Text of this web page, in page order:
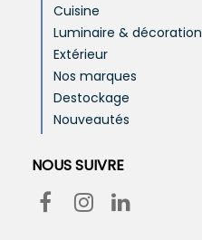
Cuisine
Luminaire & décoration
Extérieur
Nos marques
Destockage
Nouveautés
NOUS SUIVRE